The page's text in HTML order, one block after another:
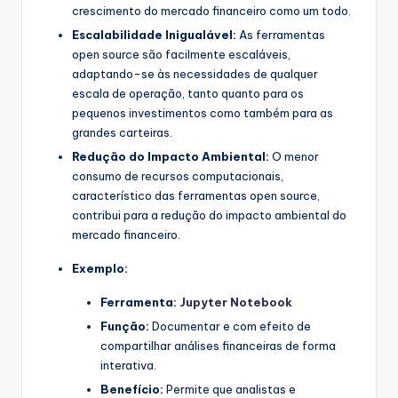
crescimento do mercado financeiro como um todo.
Escalabilidade Inigualável: As ferramentas
open source são facilmente escaláveis,
adaptando-se às necessidades de qualquer
escala de operação, tanto quanto para os
pequenos investimentos como também para as
grandes carteiras.
Redução do Impacto Ambiental: O menor
consumo de recursos computacionais,
característico das ferramentas open source,
contribui para a redução do impacto ambiental do
mercado financeiro.
Exemplo:
Ferramenta: Jupyter Notebook
Função: Documentar e com efeito de
compartilhar análises financeiras de forma
interativa.
Benefício: Permite que analistas e